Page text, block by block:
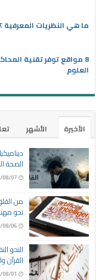
ما هي النظريات المعرفية
8 مواقع توفر تقنية
العلوم
الأخيرة الأشهر
الصحة
08/07
من
نحو
08/06
النحو
القرآن
08/01